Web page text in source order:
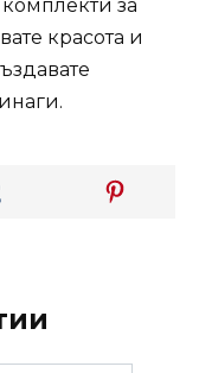
за
красота и